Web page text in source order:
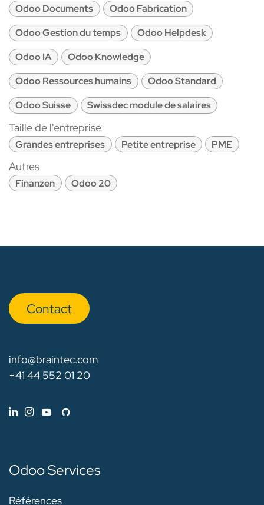
Odoo Documents
Odoo Fabrication
Odoo Gestion du temps
Odoo Helpdesk
Odoo IA
Odoo Knowledge
Odoo Ressources humains
Odoo Standard
Odoo Suisse
Swissdec module de salaires
Taille de l'entreprise
Grandes entreprises Petite entreprise PME
Autres
Finanzen Odoo 20
Con​​​​tact
info@braintec.com
+41 44 552 01 20
Odoo Services
Références